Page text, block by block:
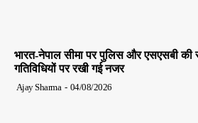
भारत-नेपाल सीमा पर पुलिस और एसएसबी की
गतिविधियों पर रखी गई नजर
Ajay Sharma - 04/08/2026